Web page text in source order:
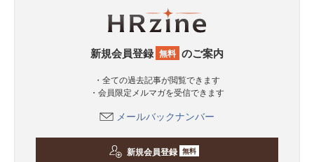
新規会員登録 無料 のご案内
・全ての過去記事が閲覧できます
・会員限定メルマガを受信できます
メールバックナンバー
新規会員登録 無料